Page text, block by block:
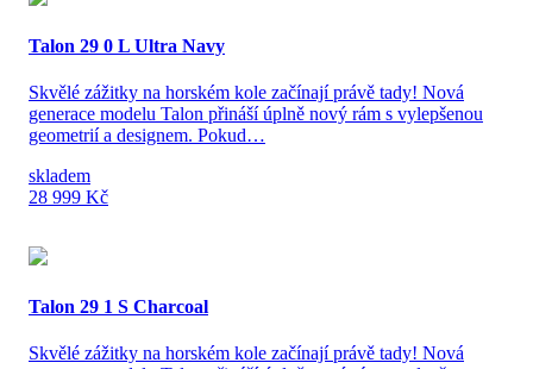
Talon 29 0 L Ultra Navy
Skvělé zážitky na horském kole začínají právě tady! Nová
generace modelu Talon přináší úplně nový rám s vylepšenou
geometrií a designem. Pokud…
skladem
28 999 Kč
Talon 29 1 S Charcoal
Skvělé zážitky na horském kole začínají právě tady! Nová